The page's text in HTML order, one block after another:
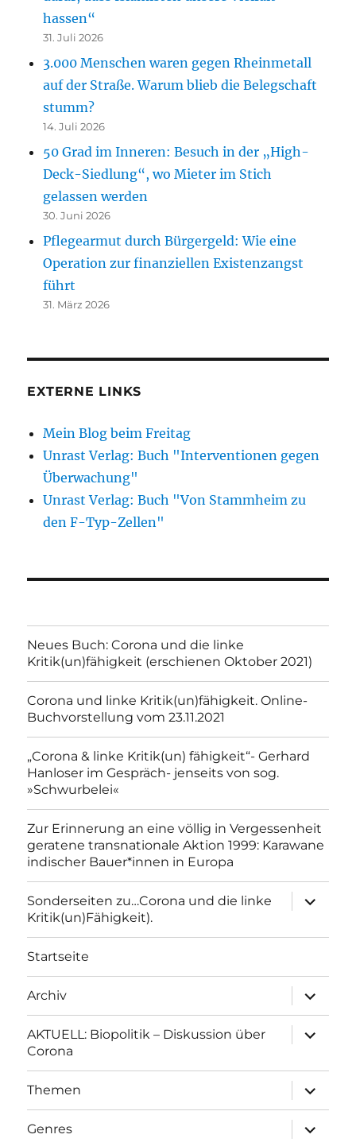
hassen“
31. Juli 2026
3.000 Menschen waren gegen Rheinmetall
auf der Straße. Warum blieb die Belegschaft
stumm?
14. Juli 2026
50 Grad im Inneren: Besuch in der „High-
Deck-Siedlung“, wo Mieter im Stich
gelassen werden
30. Juni 2026
Pflegearmut durch Bürgergeld: Wie eine
Operation zur finanziellen Existenzangst
führt
31. März 2026
EXTERNE LINKS
Mein Blog beim Freitag
Unrast Verlag: Buch "Interventionen gegen
Überwachung"
Unrast Verlag: Buch "Von Stammheim zu
den F-Typ-Zellen"
Neues Buch: Corona und die linke
Kritik(un)fähigkeit (erschienen Oktober 2021)
Corona und linke Kritik(un)fähigkeit. Online-
Buchvorstellung vom 23.11.2021
„Corona & linke Kritik(un) fähigkeit“- Gerhard
Hanloser im Gespräch- jenseits von sog.
»Schwurbelei«
Zur Erinnerung an eine völlig in Vergessenheit
geratene transnationale Aktion 1999: Karawane
indischer Bauer*innen in Europa
Sonderseiten zu…Corona und die linke
Kritik(un)Fähigkeit).
anzeigen
Startseite
Archiv
anzeigen
AKTUELL: Biopolitik – Diskussion über
Corona
anzeigen
Themen
anzeigen
Genres
anzeigen